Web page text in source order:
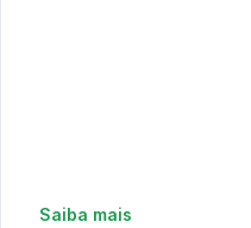
Saiba mais